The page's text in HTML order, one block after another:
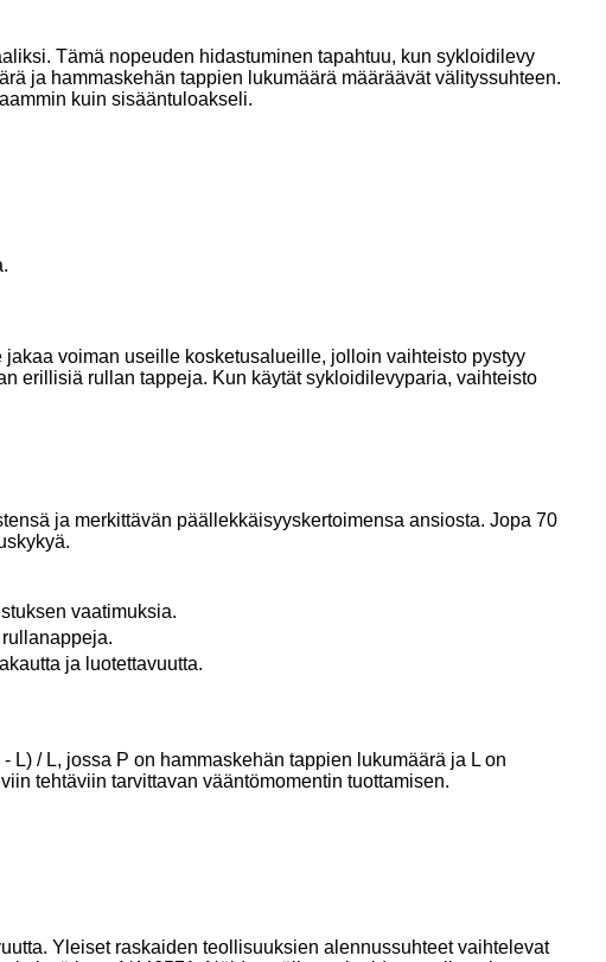
Tämä nopeuden hidastuminen tapahtuu, kun sykloidilevy
ja hammaskehän tappien lukumäärä määräävät välityssuhteen.
kuin sisääntuloakseli.
voiman useille kosketusalueille, jolloin vaihteisto pystyy
erillisiä rullan tappeja. Kun käytät sykloidilevyparia, vaihteisto
ja merkittävän päällekkäisyyskertoimensa ansiosta. Jopa 70
vaatimuksia.
ja luotettavuutta.
/ L, jossa P on hammaskehän tappien lukumäärä ja L on
tehtäviin tarvittavan vääntömomentin tuottamisen.
Yleiset raskaiden teollisuuksien alennussuhteet vaihtelevat